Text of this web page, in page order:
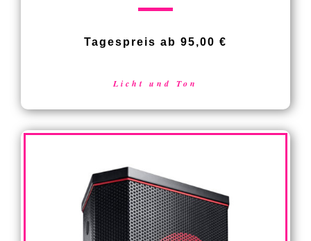
Tagespreis ab 95,00 €
Licht und Ton